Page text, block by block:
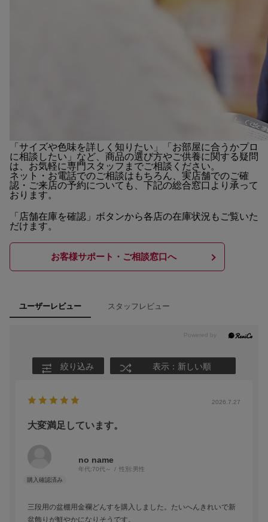
「サイズや色味を詳しく知りたい」「お部屋に合うかプロ
に相談したい」など、商品の選び方やご供養に関する疑問
は、お気軽に専門スタッフまでご相談ください。
ネット・お電話でのご相談はもちろん、実店舗でのご確
認・ご来店の予約についても、下記の総合窓口より承って
おります。
「店舗在庫を確認」ボタンから各店の在庫状況もご覧いた
だけます。
お客様サポート・ご相談窓口へ
ユーザーレビュー スタッフレビュー
絞り込み 表示：新しい順
2026.7.27
大変満足しています。
no name
年代:70代～ 性別:男性
三段用の盆棚用金襴どんすを購入しました。たいへんきれいで新
盆飾りが鮮やかになりそうです。